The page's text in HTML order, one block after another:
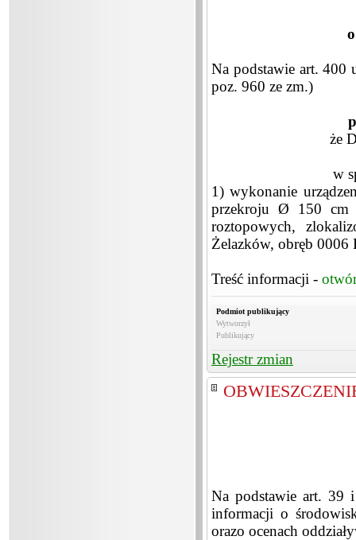
Na podstawie art.
poz. 960 ze zm.)
że
w
1) wykonanie
przekroju Ø 150 cm
roztopowych,
Żelazków, obręb
Treść informacji -
Podmiot publikujący
Wytworzył
Publikujący
Rejestr zmian
Na podstawie art. 39
informacji o
orazo ocenach